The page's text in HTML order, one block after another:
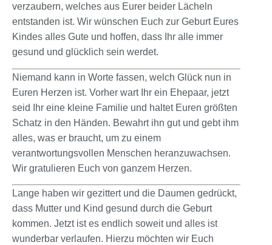
verzaubern, welches aus Eurer beider Lächeln
entstanden ist. Wir wünschen Euch zur Geburt Eures
Kindes alles Gute und hoffen, dass Ihr alle immer
gesund und glücklich sein werdet.
Niemand kann in Worte fassen, welch Glück nun in
Euren Herzen ist. Vorher wart Ihr ein Ehepaar, jetzt
seid Ihr eine kleine Familie und haltet Euren größten
Schatz in den Händen. Bewahrt ihn gut und gebt ihm
alles, was er braucht, um zu einem
verantwortungsvollen Menschen heranzuwachsen.
Wir gratulieren Euch von ganzem Herzen.
Lange haben wir gezittert und die Daumen gedrückt,
dass Mutter und Kind gesund durch die Geburt
kommen. Jetzt ist es endlich soweit und alles ist
wunderbar verlaufen. Hierzu möchten wir Euch